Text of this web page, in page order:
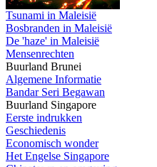
Tsunami in Maleisië
Bosbranden in Maleisië
De 'haze' in Maleisië
Mensenrechten
Buurland Brunei
Algemene Informatie
Bandar Seri Begawan
Buurland Singapore
Eerste indrukken
Geschiedenis
Economisch wonder
Het Engelse Singapore